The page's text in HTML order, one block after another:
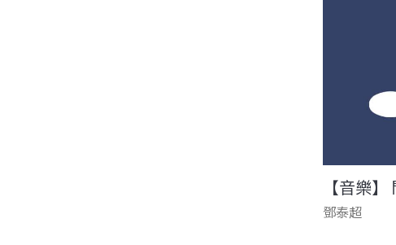
【音樂
鄧泰超